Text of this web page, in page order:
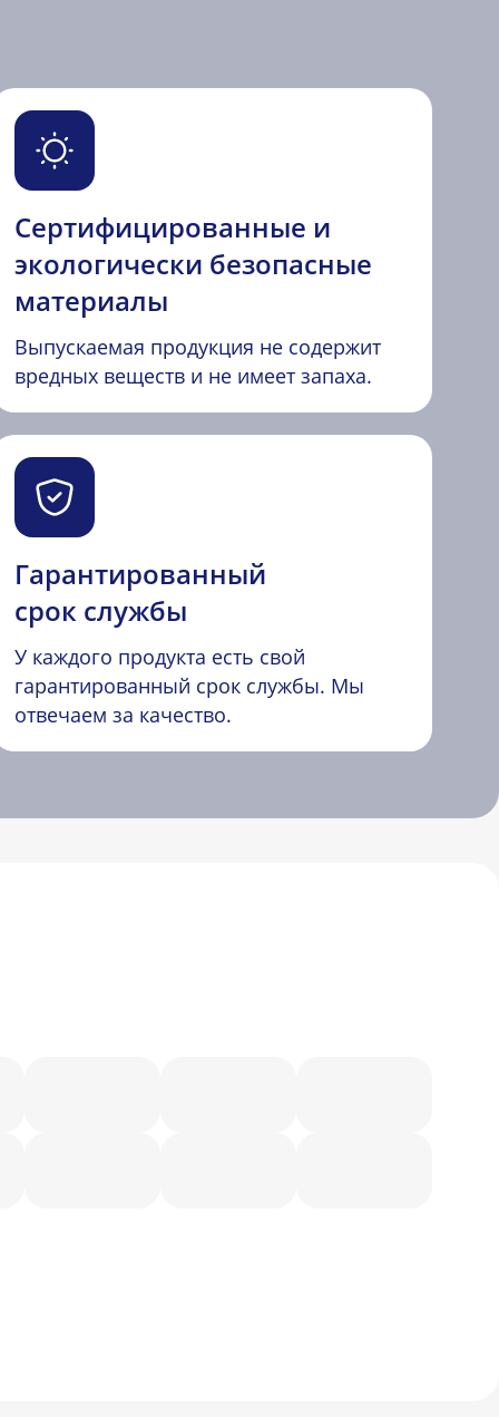
Сертифицированные и
экологически безопасные
материалы
Выпускаемая продукция не содержит
вредных веществ и не имеет запаха.
Гарантированный
срок службы
У каждого продукта есть свой
гарантированный срок службы. Мы
отвечаем за качество.